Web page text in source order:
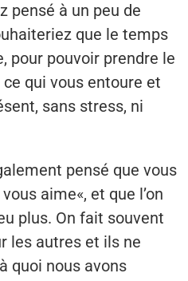
pensé à un peu de
que le temps
pour pouvoir prendre le
qui vous entoure et
sans stress, ni
pensé que vous
aime«, et que l’on
plus. On fait souvent
les autres et ils ne
quoi nous avons